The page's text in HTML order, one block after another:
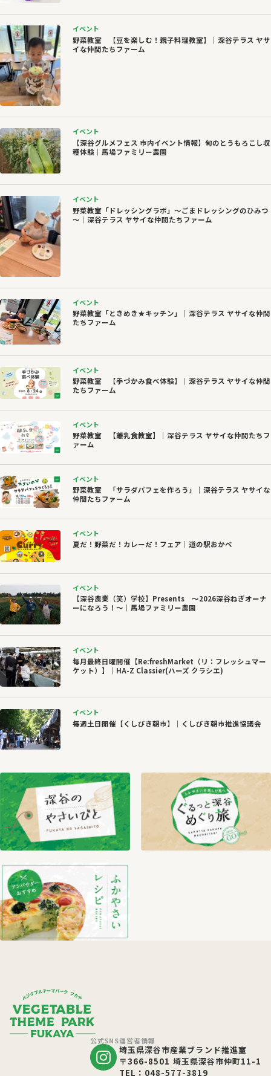
イベント
野菜教室 【豆を楽しむ！親子料理教室】｜深谷テラス ヤサ
イな仲間たちファーム
イベント
【深谷グルメフェス 市内イベント情報】旬のとうもろこし収
穫体験｜馬場ファミリー農園
イベント
野菜教室「ドレッシングラボ」～ごまドレッシングのひみつ
～｜深谷テラス ヤサイな仲間たちファーム
イベント
野菜教室「ときめき★キッチン」｜深谷テラス ヤサイな仲間
たちファーム
イベント
野菜教室 【手づかみ食べ体験】｜深谷テラス ヤサイな仲間
たちファーム
イベント
野菜教室 【離乳食教室】｜深谷テラス ヤサイな仲間たちフ
ァーム
イベント
野菜教室 「サラダパフェを作ろう」｜深谷テラス ヤサイな
仲間たちファーム
イベント
夏だ！野菜だ！カレーだ！フェア｜道の駅おかべ
イベント
【深谷農業（笑）学校】Presents ～2026深谷ねぎオーナ
ーになろう！～｜馬場ファミリー農園
イベント
毎月最終日曜開催【Re:freshMarket（リ：フレッシュマー
ケット）】｜HA-Z Classier(ハーズ クラシエ)
イベント
毎週土日開催【くしびき朝市】｜くしびき朝市推進協議会
運営者情報
埼玉県深谷市産業ブランド推進室
〒366-8501 埼玉県深谷市仲町11-1
TEL：048-577-3819
公式SNS